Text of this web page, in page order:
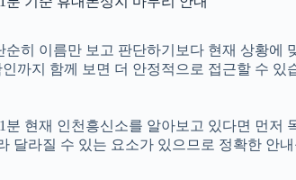
순히 이름만 보고 판단하기보다 현재 상황에
까지 함께 보면 더 안정적으로 접근할 수
분 현재 인천흥신소를 알아보고 있다면 먼
달라질 수 있는 요소가 있으므로 정확한 안